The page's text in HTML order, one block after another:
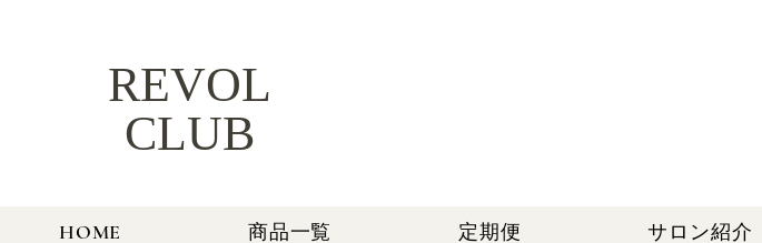
REVOL
CLUB
HOME 商品一覧 定期便 サロン紹介